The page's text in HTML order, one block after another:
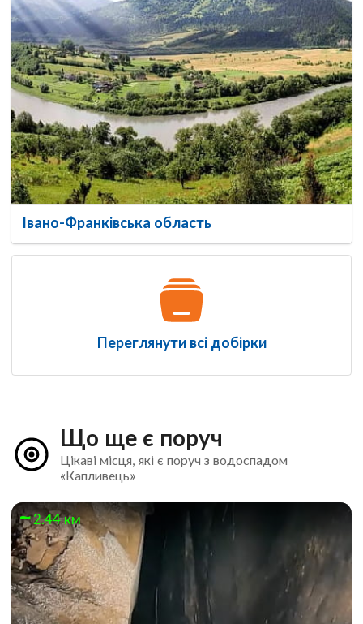
Івано-Франківська область
Переглянути всі добірки
Що ще є поруч
Цікаві місця, які є поруч з водоспадом
«Капливець»
2.44 км